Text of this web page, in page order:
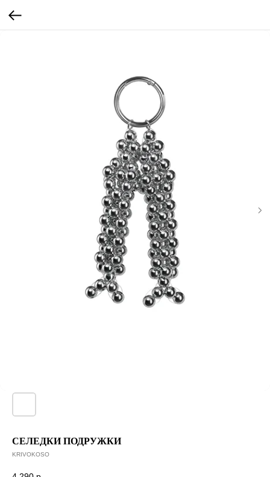
СЕЛЕДКИ ПОДРУЖКИ
KRIVOKOSO